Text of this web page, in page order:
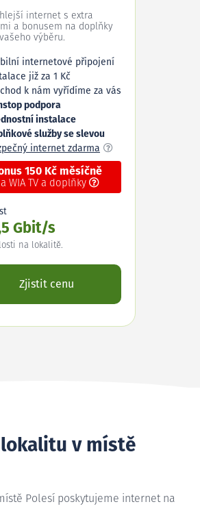
internet s extra
a bonusem na doplňky
výběru.
internetové připojení
již za 1 Kč
k nám vyřídíme za vás
podpora
instalace
služby se slevou
internet zdarma
150 Kč měsíčně
WIA TV a doplňky
Gbit/s
na lokalitě.
Zjistit cenu
v místě
Polesí poskytujeme internet na